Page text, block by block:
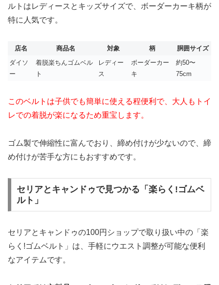
ルトはレディースとキッズサイズで、ボーダーカーキ柄が
特に人気です。
店名 商品名 対象 柄
胴囲サイズ
ダイソ
ー
着脱楽ちんゴムベル
ト
レディー
ス
ボーダーカー
キ
約50〜
75cm
このベルトは子供でも簡単に使える程便利で、大人もトイ
レでの着脱が楽になるため重宝します。
ゴム製で伸縮性に富んでおり、締め付けが少ないので、締
め付けが苦手な方にもおすすめです。
セリアとキャンドゥで見つかる「楽らく!ゴムベ
ルト」
セリアとキャンドゥの100円ショップで取り扱い中の「楽
らく!ゴムベルト」は、手軽にウエスト調整が可能な便利
なアイテムです。